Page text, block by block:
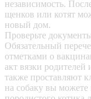
независимость.
щенков или котят
новый дом.
Проверьте
Обязательный
отметками о
акт вязки
также проставляют
на собаку вы можете